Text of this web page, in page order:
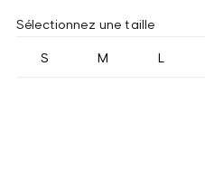
Sélectionnez une taille
S M L